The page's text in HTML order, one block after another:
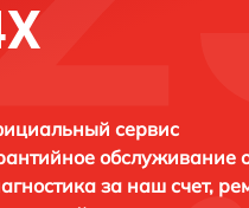
сервис
обслуживание
за наш счет,